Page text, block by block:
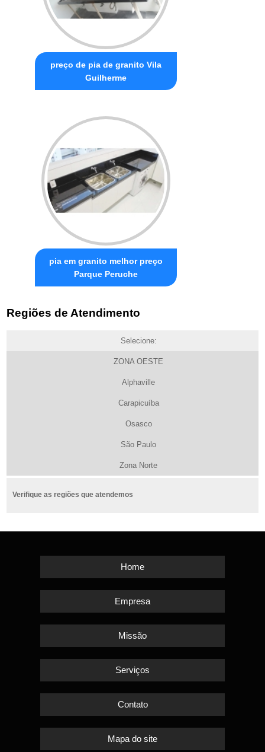
preço de pia de granito Vila
Guilherme
pia em granito melhor preço
Parque Peruche
Regiões de Atendimento
Selecione:
ZONA OESTE
Alphaville
Carapicuíba
Osasco
São Paulo
Zona Norte
Verifique as regiões que atendemos
Home
Empresa
Missão
Serviços
Contato
Mapa do site